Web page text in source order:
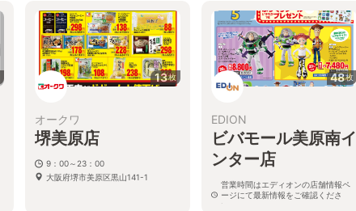
13枚
オークワ
堺美原店
9：00～23：00
大阪府堺市美原区黒山141-1
48枚
EDION
ビバモール美原南イ
ンター店
営業時間はエディオンの店舗情報ペ
ージにて最新情報をご確認くださ
い。